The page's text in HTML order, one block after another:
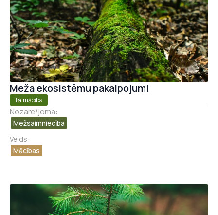
Meža ekosistēmu pakalpojumi
Tālmācība
Nozare/joma:
Mežsaimniecība
Veids:
Mācības